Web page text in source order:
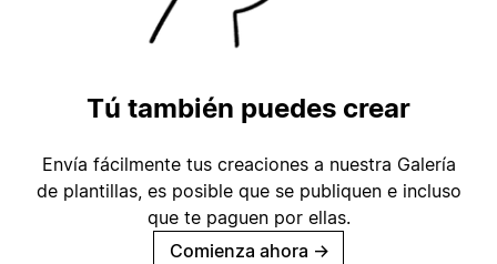
Tú también puedes crear
Envía fácilmente tus creaciones a nuestra Galería
de plantillas, es posible que se publiquen e incluso
que te paguen por ellas.
Comienza ahora →